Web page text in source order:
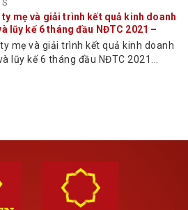
ty mẹ và giải trình kết quả kinh doanh
lũy kế 6 tháng đầu NĐTC 2021 –
ty mẹ và giải trình kết quả kinh doanh
lũy kế 6 tháng đầu NĐTC 2021...